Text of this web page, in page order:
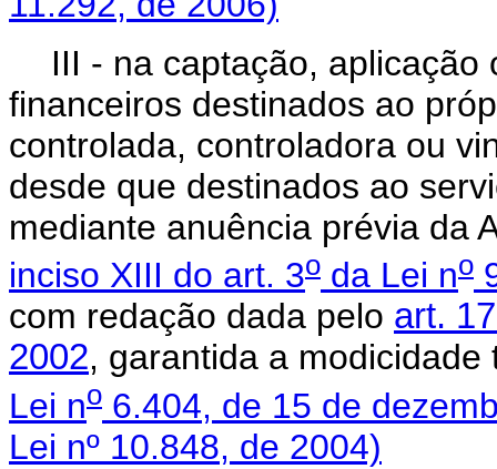
III - na captação,
financeiros destinados ao
controlada, controladora ou
desde que destinados ao
mediante anuência prévia da
inciso XIII do art. 3o da Lei no
com redação dada pelo art.
2002, garantida a
Lei no 6.404, de 15 de
Lei nº 10.848, de 2004)